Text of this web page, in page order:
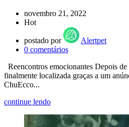
novembro 21, 2022
Hot
postado por
Alertpet
0 comentários
Reencontros emocionantes Depois
finalmente localizada graças a um
ChuEcco...
continue lendo